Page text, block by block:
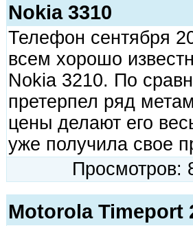
Nokia 3310
Телефон сентября
всем хорошо
Nokia 3210. По
претерпел ряд
цены делают его
уже получила свое
Просмотров:
Motorola Timeport